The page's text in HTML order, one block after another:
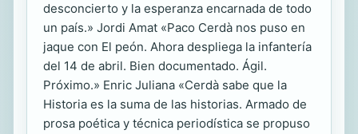
desconcierto y la esperanza encarnada de todo
un país.» Jordi Amat «Paco Cerdà nos puso en
jaque con El peón. Ahora despliega la infantería
del 14 de abril. Bien documentado. Ágil.
Próximo.» Enric Juliana «Cerdà sabe que la
Historia es la suma de las historias. Armado de
prosa poética y técnica periodística se propuso